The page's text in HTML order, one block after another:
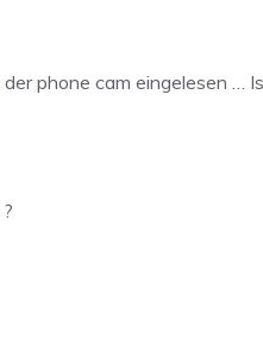
phone cam eingelesen …